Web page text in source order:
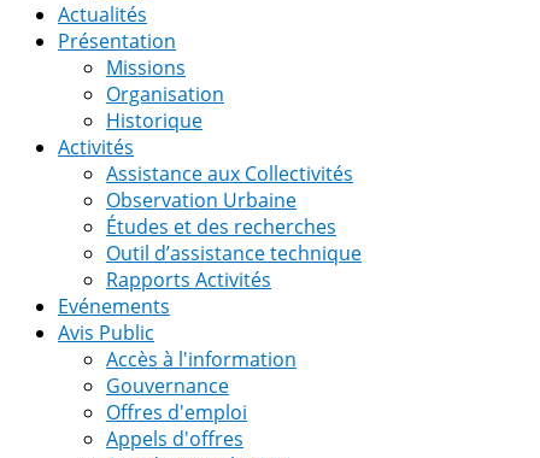
Actualités
Présentation
Missions
Organisation
Historique
Activités
Assistance aux Collectivités
Observation Urbaine
Études et des recherches
Outil d’assistance technique
Rapports Activités
Evénements
Avis Public
Accès à l'information
Gouvernance
Offres d'emploi
Appels d'offres